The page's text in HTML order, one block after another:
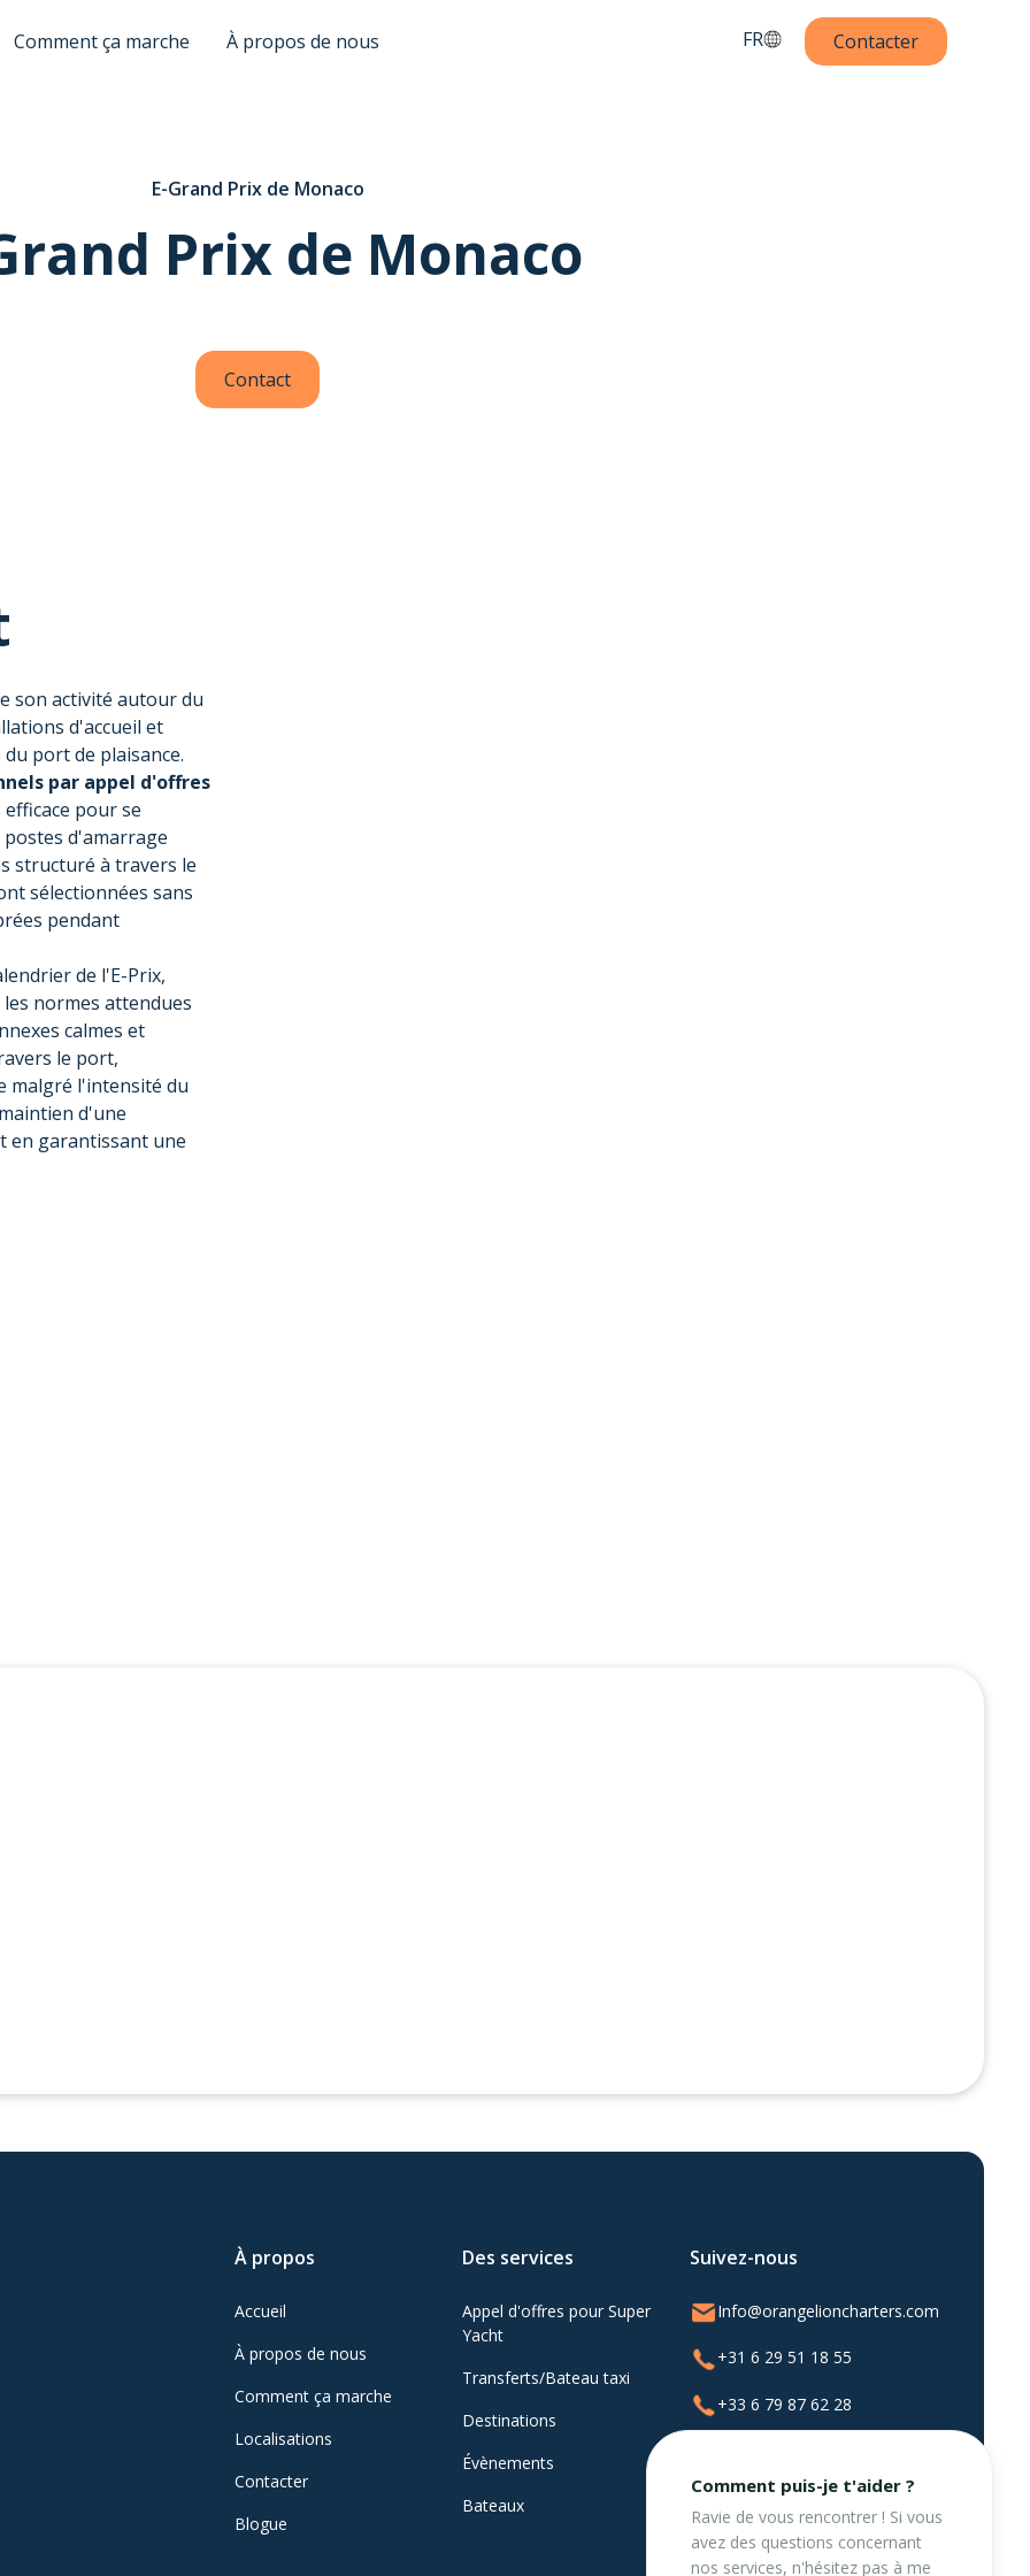
Comment ça marche À propos de nous FR Contacter
E-Grand Prix de Monaco
Prix de Monaco
Contact
son activité autour du
d'accueil et
port de plaisance.
par appel d'offres
pour se
postes d'amarrage
structuré à travers le
sélectionnées sans
pendant
de l'E-Prix,
normes attendues
calmes et
le port,
malgré l'intensité du
d'une
en garantissant une
À propos
Accueil
À propos de nous
Comment ça marche
Localisations
Contacter
Blogue
Des services
Appel d'offres pour Super
Yacht
Transferts/Bateau taxi
Destinations
Évènements
Bateaux
Suivez-nous
Info@orangelioncharters.com
+31 6 29 51 18 55
+33 6 79 87 62 28
@orangelioncharters
Comment puis-je t'aider ?
Ravie de vous rencontrer ! Si vous
avez des questions concernant
nos services, n'hésitez pas à me